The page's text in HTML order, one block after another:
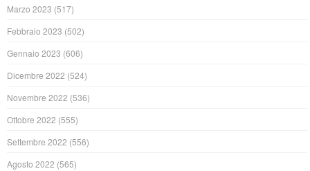
Marzo 2023 (517)
Febbraio 2023 (502)
Gennaio 2023 (606)
Dicembre 2022 (524)
Novembre 2022 (536)
Ottobre 2022 (555)
Settembre 2022 (556)
Agosto 2022 (565)